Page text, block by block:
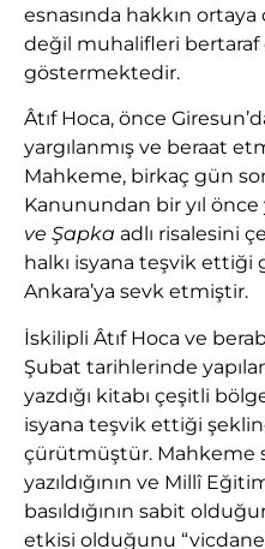
esnasında hakkın ortaya
değil muhalifleri
göstermektedir.
Âtıf Hoca, önce
yargılanmış ve beraat
Mahkeme, birkaç gün
Kanunundan bir yıl önce
ve Şapka adlı risalesini
halkı isyana teşvik
Ankara’ya sevk etmiştir.
İskilipli Âtıf Hoca ve
Şubat tarihlerinde
yazdığı kitabı çeşitli
isyana teşvik ettiği
çürütmüştür. Mahkeme
yazıldığının ve Millî
basıldığının sabit
etkisi olduğunu